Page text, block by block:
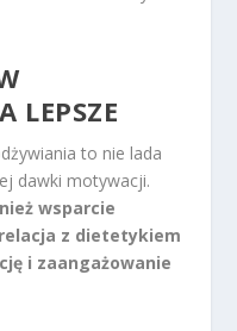
LEPSZE
to nie lada
dawki motywacji.
wsparcie
z dietetykiem
i zaangażowanie